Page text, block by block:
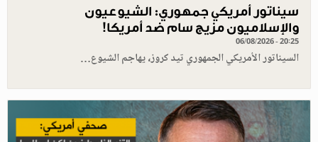
سيناتور أمريكي جمهوري: الشيوعيون
والإسلاميون مزيج سام ضد أمريكا!
06/08/2026 - 20:25
السيناتور الأمريكي الجمهوري تيد كروز، يهاجم الشيوع…